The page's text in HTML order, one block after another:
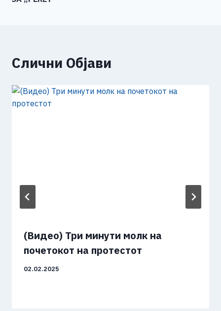
Слични Објави
(Видео) Три минути молк на
почетокот на протестот
02.02.2025